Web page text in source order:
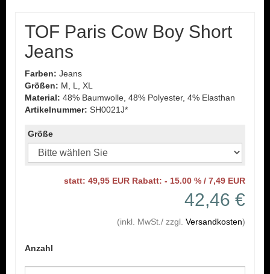
TOF Paris Cow Boy Short
Jeans
Farben: Jeans
Größen: M, L, XL
Material: 48% Baumwolle, 48% Polyester, 4% Elasthan
Artikelnummer: SH0021J*
Größe
statt: 49,95 EUR Rabatt: - 15.00 % / 7,49 EUR
42,46 €
(inkl. MwSt./ zzgl. Versandkosten)
Anzahl